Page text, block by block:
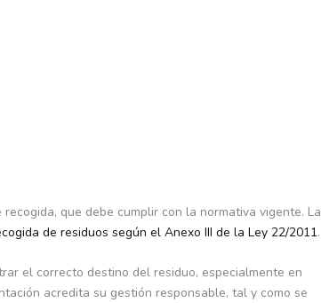
que debe cumplir con la normativa vigente. La
de residuos según el Anexo III de la Ley 22/2011.
el correcto destino del residuo, especialmente en
acredita su gestión responsable, tal y como se